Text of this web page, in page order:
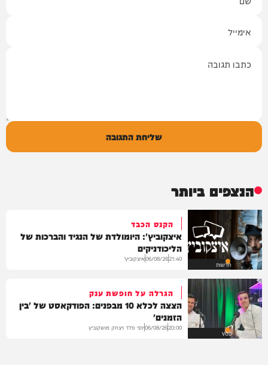
שליחת התגובה
הנצפים ביותר
חדשות
הקנס הכבד
איצקוביץ': היומולדת של הנגיד והברכות של
הליכודניקים
21:40
06/08/26איצקוביץ'
VOD
הגרלה על חופשת ענק
הצצה לכלא 10 מבפנים: הפודקאסט של 'בין
הזמנים'
20:00
06/08/26יוסי פלד ויצחק מושקוביץ